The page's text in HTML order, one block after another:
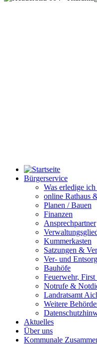
Bürgerservice
Was erledige
online Rathaus
Planen / Bauen
Finanzen
Ansprechpartner
Kummerkasten
Satzungen &
Ver- und
Bauhöfe
Feuerwehr, First
Notrufe &
Landratsamt
Weitere
Aktuelles
Über uns
Kommunale